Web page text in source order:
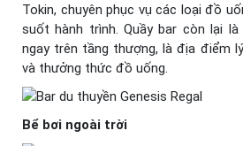
Tokin, chuyên phục vụ các loại đồ
suốt hành trình. Quầy bar còn lại là
ngay trên tầng thượng, là địa điểm
và thưởng thức đồ uống.
Bể bơi ngoài trời